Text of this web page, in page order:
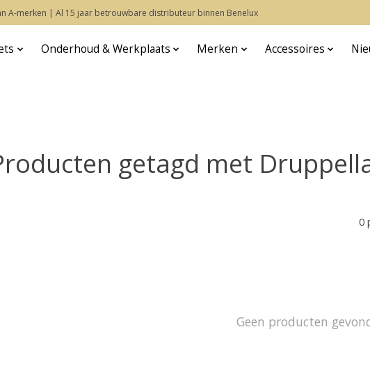
A-merken | Al 15 jaar betrouwbare distributeur binnen Benelux
Onderhoud & Werkplaats Merken Accessoires
getagd met
0
Geen producten